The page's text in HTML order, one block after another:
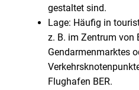
gestaltet sind.
Lage: Häufig in
z. B. im Zentrum von
Gendarmenmarktes
Flughafen BER.